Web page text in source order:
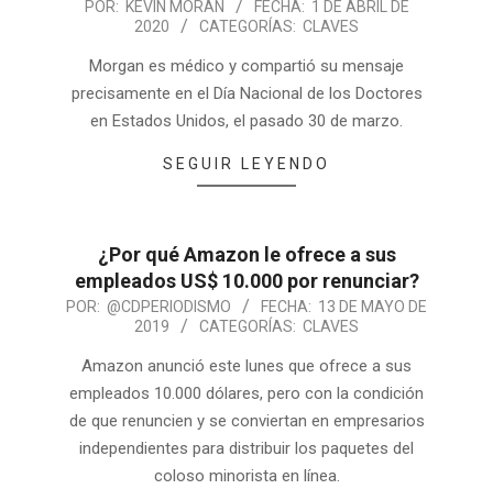
POR: KEVIN MORÁN FECHA: 1 DE ABRIL DE
2020
CATEGORÍAS: CLAVES
Morgan es médico y compartió su mensaje
precisamente en el Día Nacional de los Doctores
en Estados Unidos, el pasado 30 de marzo.
SEGUIR LEYENDO
¿Por qué Amazon le ofrece a sus
empleados US$ 10.000 por renunciar?
POR: @CDPERIODISMO FECHA: 13 DE MAYO DE
2019
CATEGORÍAS: CLAVES
Amazon anunció este lunes que ofrece a sus
empleados 10.000 dólares, pero con la condición
de que renuncien y se conviertan en empresarios
independientes para distribuir los paquetes del
coloso minorista en línea.